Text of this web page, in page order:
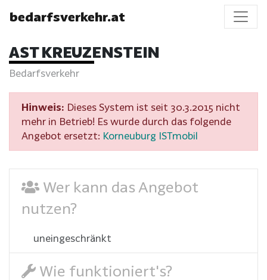
bedarfsverkehr.at
AST KREUZENSTEIN
Bedarfsverkehr
Hinweis: Dieses System ist seit 30.3.2015 nicht
mehr in Betrieb! Es wurde durch das folgende
Angebot ersetzt: Korneuburg ISTmobil
Wer kann das Angebot
nutzen?
uneingeschränkt
Wie funktioniert's?